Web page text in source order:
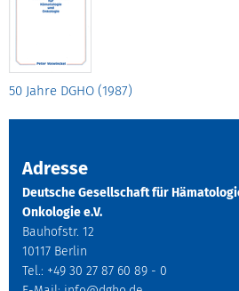
50 Jahre DGHO (1987)
Adresse
Deutsche Gesellschaft für
Onkologie e.V.
Bauhofstr. 12
10117 Berlin
Tel.: +49 30 27 87 60 89 - 0